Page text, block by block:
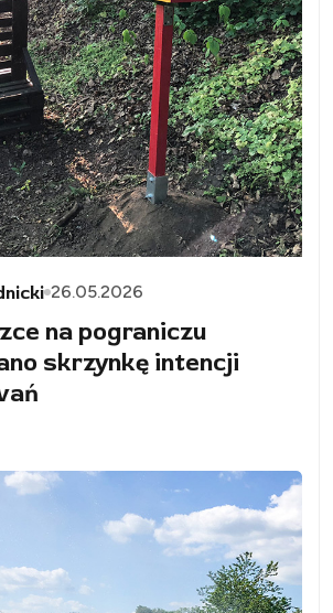
26.05.2026
na pograniczu
skrzynkę intencji